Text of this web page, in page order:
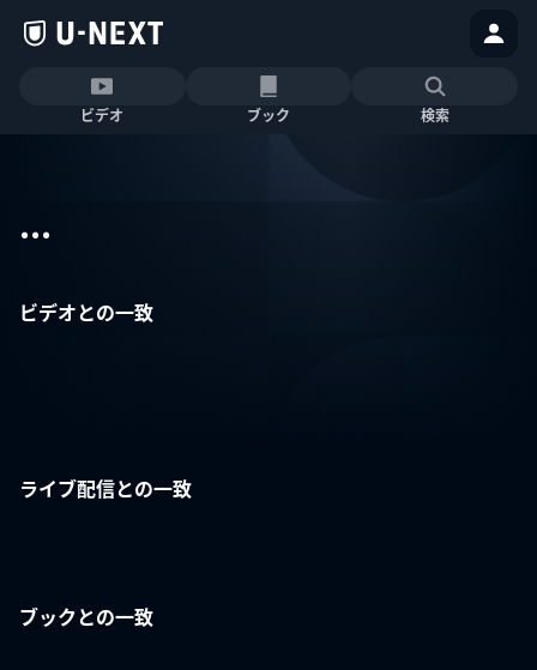
ビデオ ブック 検索
...
ビデオとの一致
ライブ配信との一致
ブックとの一致